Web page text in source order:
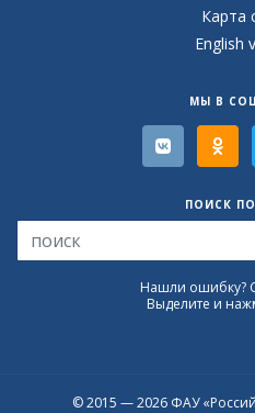
Карта
English
МЫ В
ПОИСК
Нашли ошибку?
Выделите и
© 2015 — 2026 ФАУ